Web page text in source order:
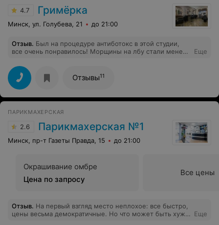
4.7 Гримёрка
Минск, ул. Голубева, 21 до 21:00
Отзыв. Был на процедуре антиботокс в этой студии,
все очень понравилось! Морщины на лбу стали менее
хорошей косметике. Спасибо большое за процедуру!
Еще
Отзывы11
ПАРИКМАХЕРСКАЯ
2.6 Парикмахерская №1
Минск, пр-т Газеты Правда, 15 до 21:00
Окрашивание омбре
Цена по запросу
Все цены
Отзыв. На первый взгляд место неплохое: все быстро,
цены весьма демократичные. Но что может быть хуже
Еще